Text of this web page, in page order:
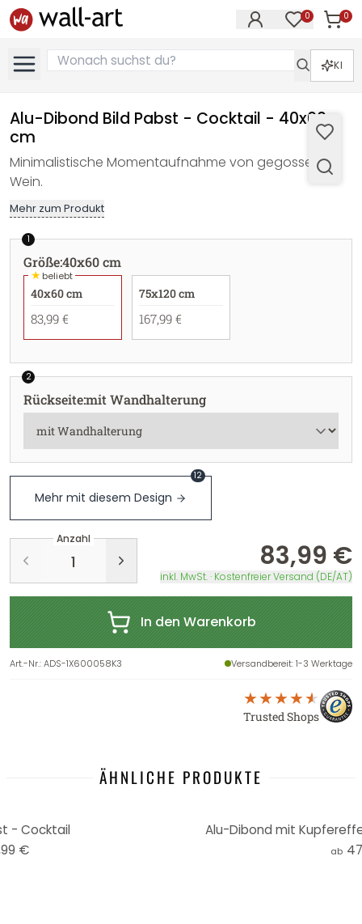
0 0
KI
Alu-Dibond Bild Pabst - Cocktail - 40x60
cm
Minimalistische Momentaufnahme von gegossenem
Wein.
Mehr zum Produkt
1
Größe:40x60 cm
★beliebt
40x60 cm
83,99 €
75x120 cm
167,99 €
2
Rückseite:mit Wandhalterung
Mehr mit diesem Design
12
Anzahl
83,99 €
inkl. MwSt. · Kostenfreier Versand (DE/AT)
In den Warenkorb
Art.-Nr.:ADS-1X600058K3 Versandbereit: 1-3 Werktage
Trusted Shops
ÄHNLICHE PRODUKTE
- Cocktail
€
Alu-Dibond mit
ab